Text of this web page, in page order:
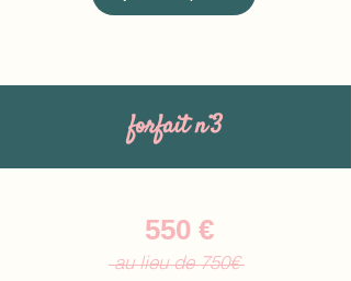
forfait n°3
550 €
au lieu de 750€